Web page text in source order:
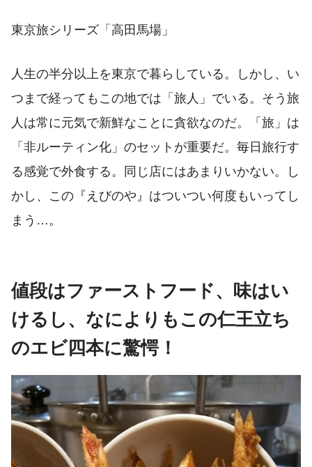
東京旅シリーズ「高田馬場」
人生の半分以上を東京で暮らしている。しかし、い
つまで経ってもこの地では「旅人」でいる。そう旅
人は常に元気で新鮮なことに貪欲なのだ。「旅」は
「非ルーティン化」のセットが重要だ。毎日旅行す
る感覚で外食する。同じ店にはあまりいかない。し
かし、この『えびのや』はついつい何度もいってし
まう…。
値段はファーストフード、味はい
けるし、なによりもこの仁王立ち
のエビ四本に驚愕！